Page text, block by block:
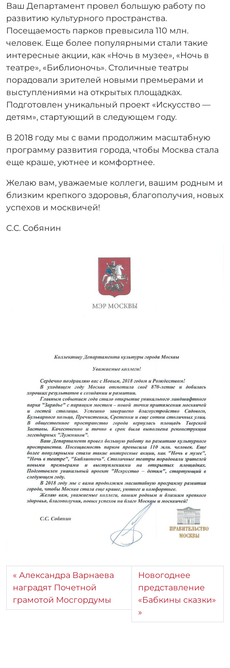
Ваш Департамент провел большую работу по
развитию культурного пространства.
Посещаемость парков превысила 110 млн.
человек. Еще более популярными стали такие
интересные акции, как «Ночь в музее», «Ночь в
театре», «Библионочь». Столичные театры
порадовали зрителей новыми премьерами и
выступлениями на открытых площадках.
Подготовлен уникальный проект «Искусство —
детям», стартующий в следующем году.
В 2018 году мы с вами продолжим масштабную
программу развития города, чтобы Москва стала
еще краше, уютнее и комфортнее.
Желаю вам, уважаемые коллеги, вашим родным и
близким крепкого здоровья, благополучия, новых
успехов и москвичей!
С.С. Собянин
Александра Варнаева
наградят Почетной
грамотой Мосгордумы
Новогоднее
представление
«Бабкины сказки»